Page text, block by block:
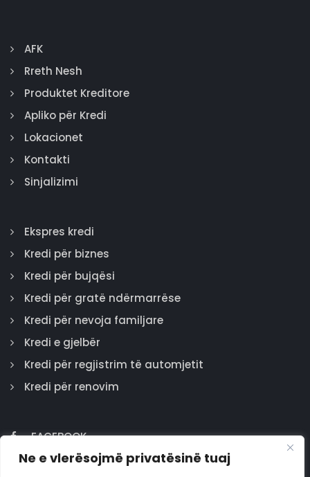
Ne e vlerësojmë privatësinë tuaj
AFK
Rreth Nesh
Produktet Kreditore
Apliko për Kredi
Lokacionet
Kontakti
Sinjalizimi
Ekspres kredi
Kredi për biznes
Kredi për bujqësi
Kredi për gratë ndërmarrëse
Kredi për nevoja familjare
Kredi e gjelbër
Kredi për regjistrim të automjetit
Kredi për renovim
FACEBOOK
GOOGLE